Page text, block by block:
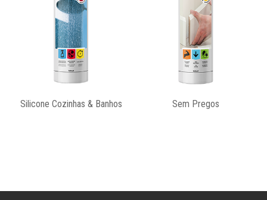
Sem Pregos Spray Tinta Acrílica